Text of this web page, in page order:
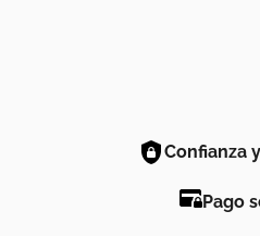
Confianza
Pago